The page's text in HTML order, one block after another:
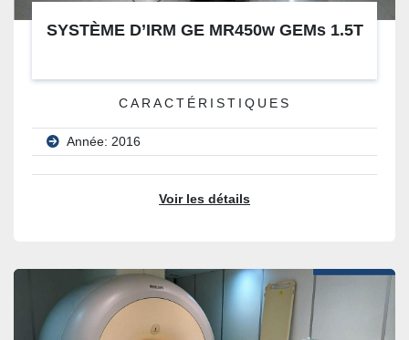
SYSTÈME D’IRM GE MR450w GEMs 1.5T
CARACTÉRISTIQUES
Année: 2016
Voir les détails